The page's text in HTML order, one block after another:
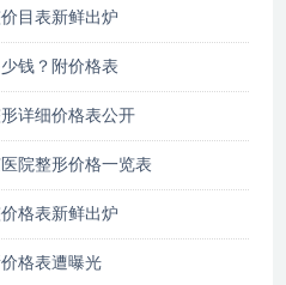
目表新鲜出炉
钱？附价格表
详细价格表公开
院整形价格一览表
格表新鲜出炉
格表遭曝光